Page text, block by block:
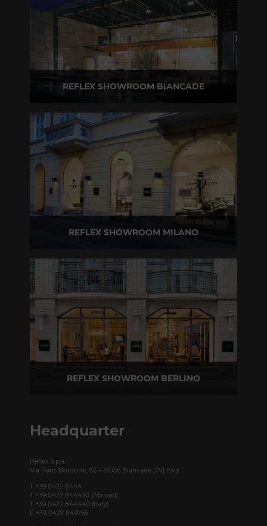
REFLEX SHOWROOM BIANCADE
T +39 0422 849201
REFLEX SHOWROOM MILANO
T +39 02 80582955
REFLEX SHOWROOM BERLINO
Headquarter
Reflex S.p.a.
Via Paris Bordone, 82 – 31056 Biancade (TV) Italy
T +39 0422 8444
T +39 0422 844430 (Abroad)
T +39 0422 844440 (Italy)
F +39 0422 849765